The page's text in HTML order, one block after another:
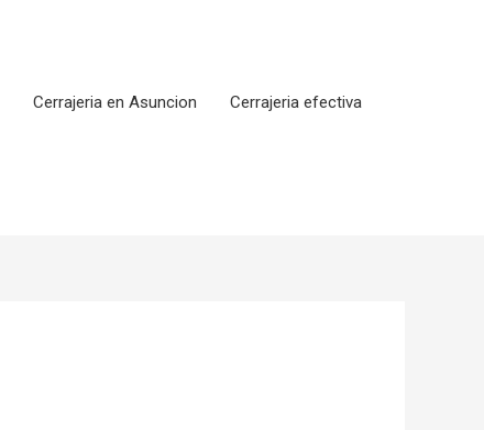
Cerrajeria en Asuncion
Cerrajeria efectiva